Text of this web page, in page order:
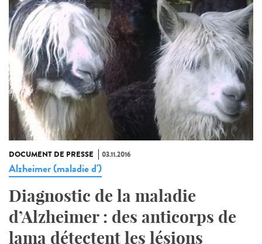
DOCUMENT DE PRESSE 03.11.2016
Alzheimer (maladie d')
Diagnostic de la maladie
d’Alzheimer : des anticorps de
lama détectent les lésions